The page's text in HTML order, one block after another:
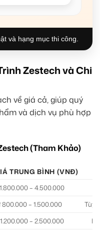
và hạng mục thi công.
Zestech và Chi
về giá cả, giúp quý
và dịch vụ phù hợp
(Tham Khảo)
TRUNG BÌNH (VNĐ)
– 4.500.000
800.000 – 1.500.000
Tùy
– 2.500.000